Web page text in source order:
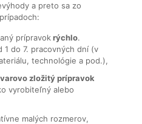
a preto sa zo
prípravokrýchlo.
1 do 7. pracovných dní (v
technológie a pod.),
zložitý prípravok
vyrobiteľný alebo
malých rozmerov,